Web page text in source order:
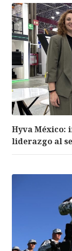
Hyva México:
liderazgo al